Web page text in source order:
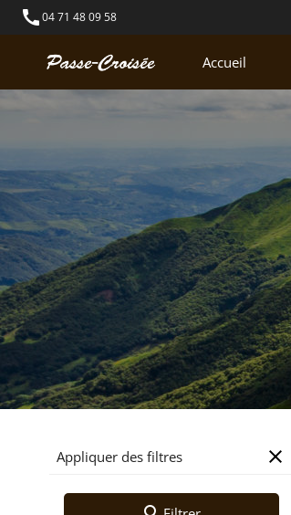
call04 71 48 09 58
Accueil
Appliquer des filtres close